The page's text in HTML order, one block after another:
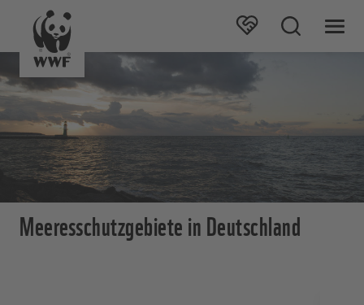
Meeresschutzgebiete in Deutschland